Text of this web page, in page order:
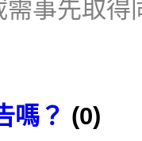
事先取得
嗎？ (0)